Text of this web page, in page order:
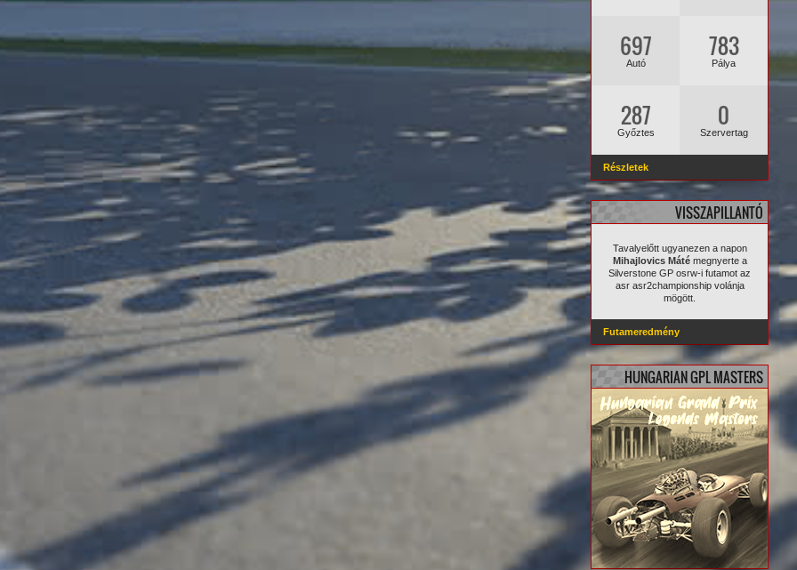
697
Autó
783
Pálya
287
Győztes
0
Szervertag
Részletek
VISSZAPILLANTÓ
Tavalyelőtt ugyanezen a napon
Mihajlovics Mátémegnyerte a
Silverstone GP osrw-i futamot az
asr asr2championship volánja
mögött.
Futameredmény
HUNGARIAN GPL MASTERS